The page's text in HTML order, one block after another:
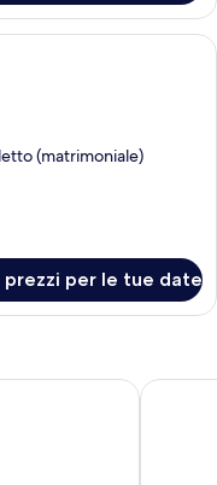
d'albergo moderna con
(matrimoniale)
prezzi per le tue date